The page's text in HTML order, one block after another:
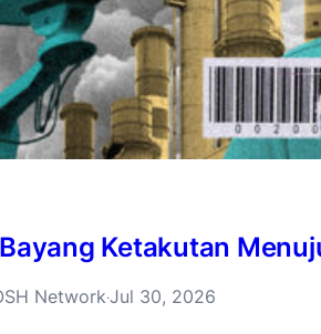
Ketakutan
Network·Jul 30, 2026